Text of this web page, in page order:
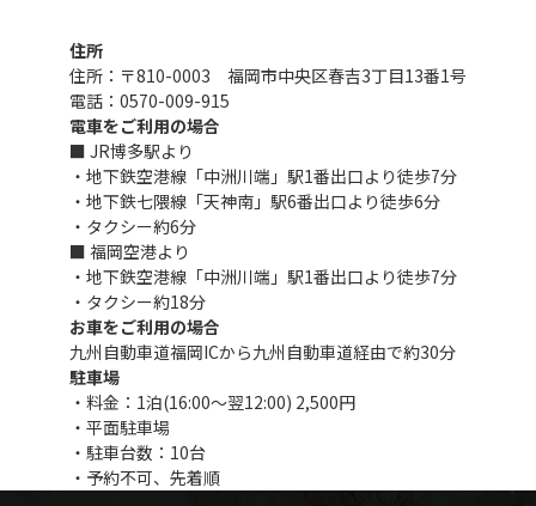
住所
住所：〒810-0003 福岡市中央区春吉3丁目13番1号
電話： 0570-009-915
電車をご利用の場合
■ JR博多駅より
・地下鉄空港線「中洲川端」駅1番出口より徒歩7分
・地下鉄七隈線「天神南」駅6番出口より徒歩6分
・タクシー約6分
■ 福岡空港より
・地下鉄空港線「中洲川端」駅1番出口より徒歩7分
・タクシー約18分
お車をご利用の場合
九州自動車道福岡ICから九州自動車道経由で約30分
駐車場
・料金：1泊(16:00～翌12:00) 2,500円
・平面駐車場
・駐車台数：10台
・予約不可、先着順